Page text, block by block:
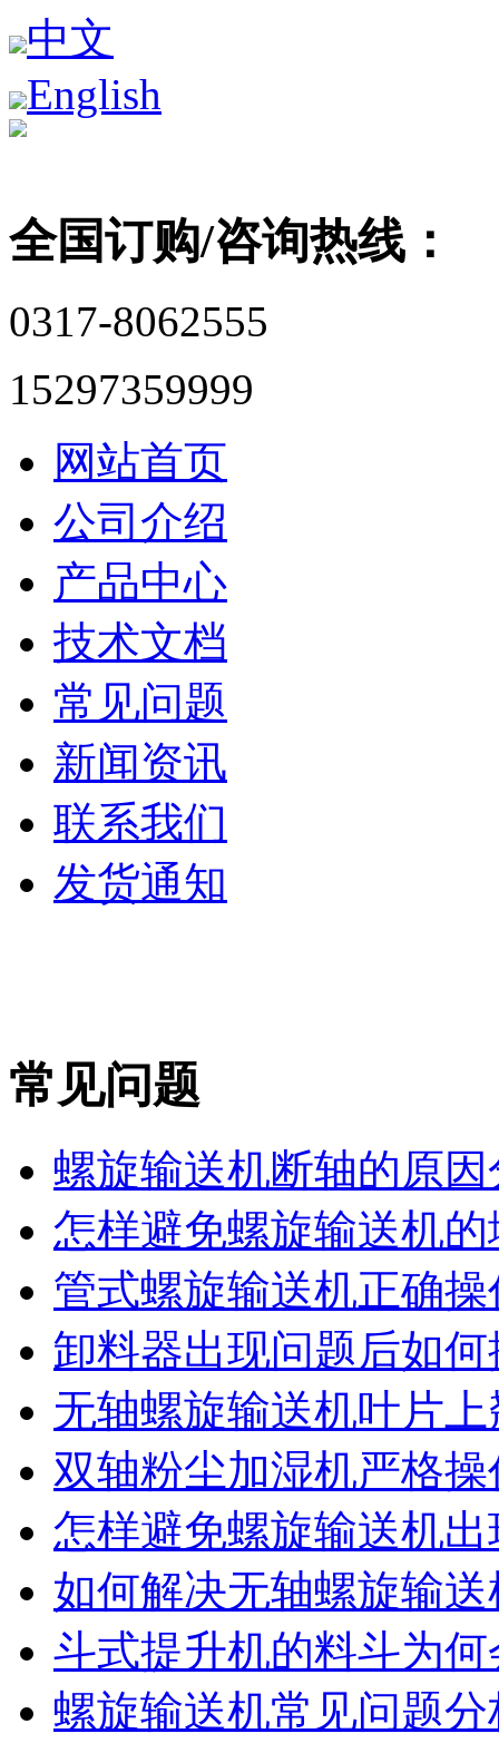
中文
English
全国订购/咨询热线：
0317-8062555
15297359999
网站首页
公司介绍
产品中心
技术文档
常见问题
新闻资讯
联系我们
发货通知
常见问题
螺旋输送机断轴的原因
怎样避免螺旋输送机
管式螺旋输送机正确
卸料器出现问题后如何
无轴螺旋输送机叶片
双轴粉尘加湿机严格操
怎样避免螺旋输送机
如何解决无轴螺旋输
斗式提升机的料斗为
螺旋输送机常见问题